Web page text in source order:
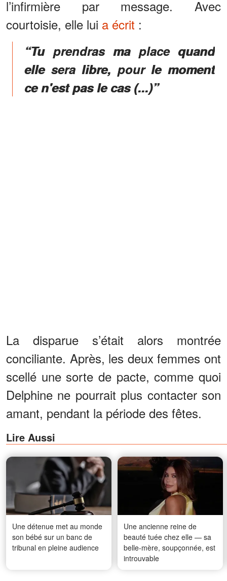
l’infirmière par message. Avec
courtoisie, elle lui a écrit :
“Tu prendras ma place quand
elle sera libre, pour le moment
ce n'est pas le cas (...)”
La disparue s’était alors montrée
conciliante. Après, les deux femmes ont
scellé une sorte de pacte, comme quoi
Delphine ne pourrait plus contacter son
amant, pendant la période des fêtes.
Lire Aussi
Une détenue met au monde
son bébé sur un banc de
tribunal en pleine audience
Une ancienne reine de
beauté tuée chez elle — sa
belle-mère, soupçonnée, est
introuvable